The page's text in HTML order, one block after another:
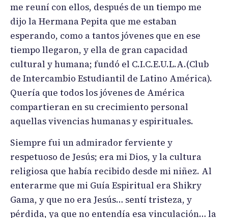
me reuní con ellos, después de un tiempo me
dijo la Hermana Pepita que me estaban
esperando, como a tantos jóvenes que en ese
tiempo llegaron, y ella de gran capacidad
cultural y humana; fundó el C.I.C.E.U.L.A.(Club
de Intercambio Estudiantil de Latino América).
Quería que todos los jóvenes de América
compartieran en su crecimiento personal
aquellas vivencias humanas y espirituales.
Siempre fui un admirador ferviente y
respetuoso de Jesús; era mi Dios, y la cultura
religiosa que había recibido desde mi niñez. Al
enterarme que mi Guía Espiritual era Shikry
Gama, y que no era Jesús… sentí tristeza, y
pérdida, ya que no entendía esa vinculación… la